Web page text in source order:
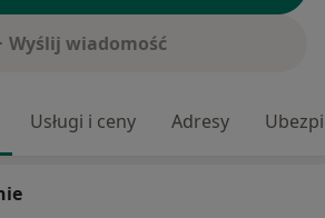
Wyślij wiadomość
Usługi i ceny Adresy